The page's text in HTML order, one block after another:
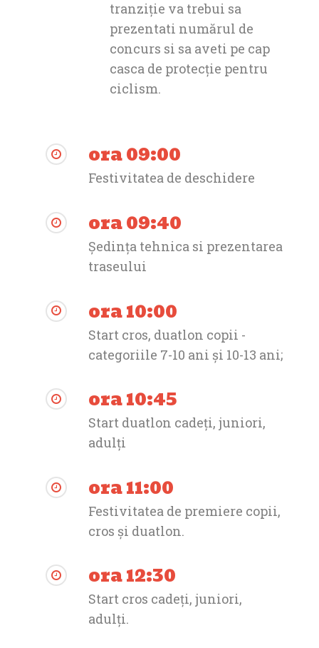
tranziție va trebui sa
prezentati numărul de
concurs si sa aveti pe cap
casca de protecție pentru
ciclism.
ora 09:00
Festivitatea de deschidere
ora 09:40
Ședința tehnica si prezentarea
traseului
ora 10:00
Start cros, duatlon copii -
categoriile 7-10 ani și 10-13 ani;
ora 10:45
Start duatlon cadeți, juniori,
adulți
ora 11:00
Festivitatea de premiere copii,
cros și duatlon.
ora 12:30
Start cros cadeți, juniori,
adulți.